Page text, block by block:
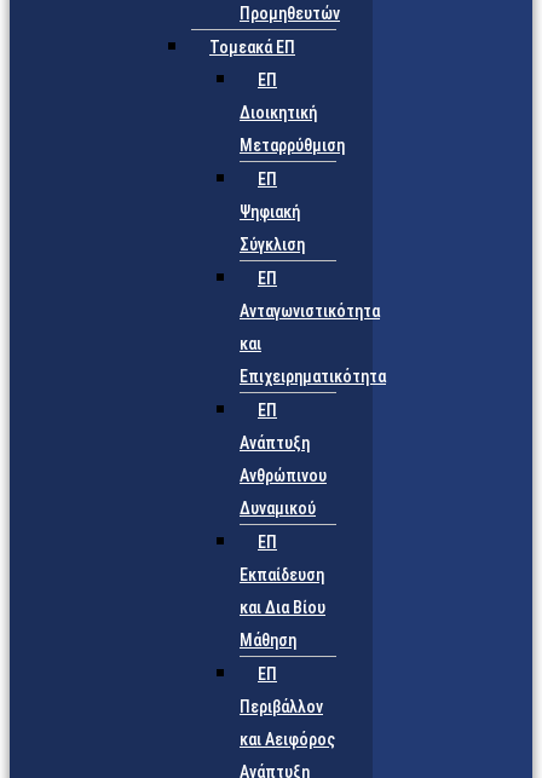
Προμηθευτών
Τομεακά ΕΠ
ΕΠ
Διοικητική
Μεταρρύθμιση
ΕΠ
Ψηφιακή
Σύγκλιση
ΕΠ
Ανταγωνιστικότητα
και
Επιχειρηματικότητα
ΕΠ
Ανάπτυξη
Ανθρώπινου
Δυναμικού
ΕΠ
Εκπαίδευση
και Δια Βίου
Μάθηση
ΕΠ
Περιβάλλον
και Αειφόρος
Ανάπτυξη